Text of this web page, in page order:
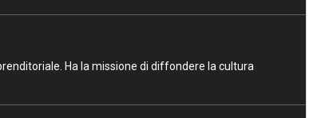
Ha la missione di diffondere la cultura